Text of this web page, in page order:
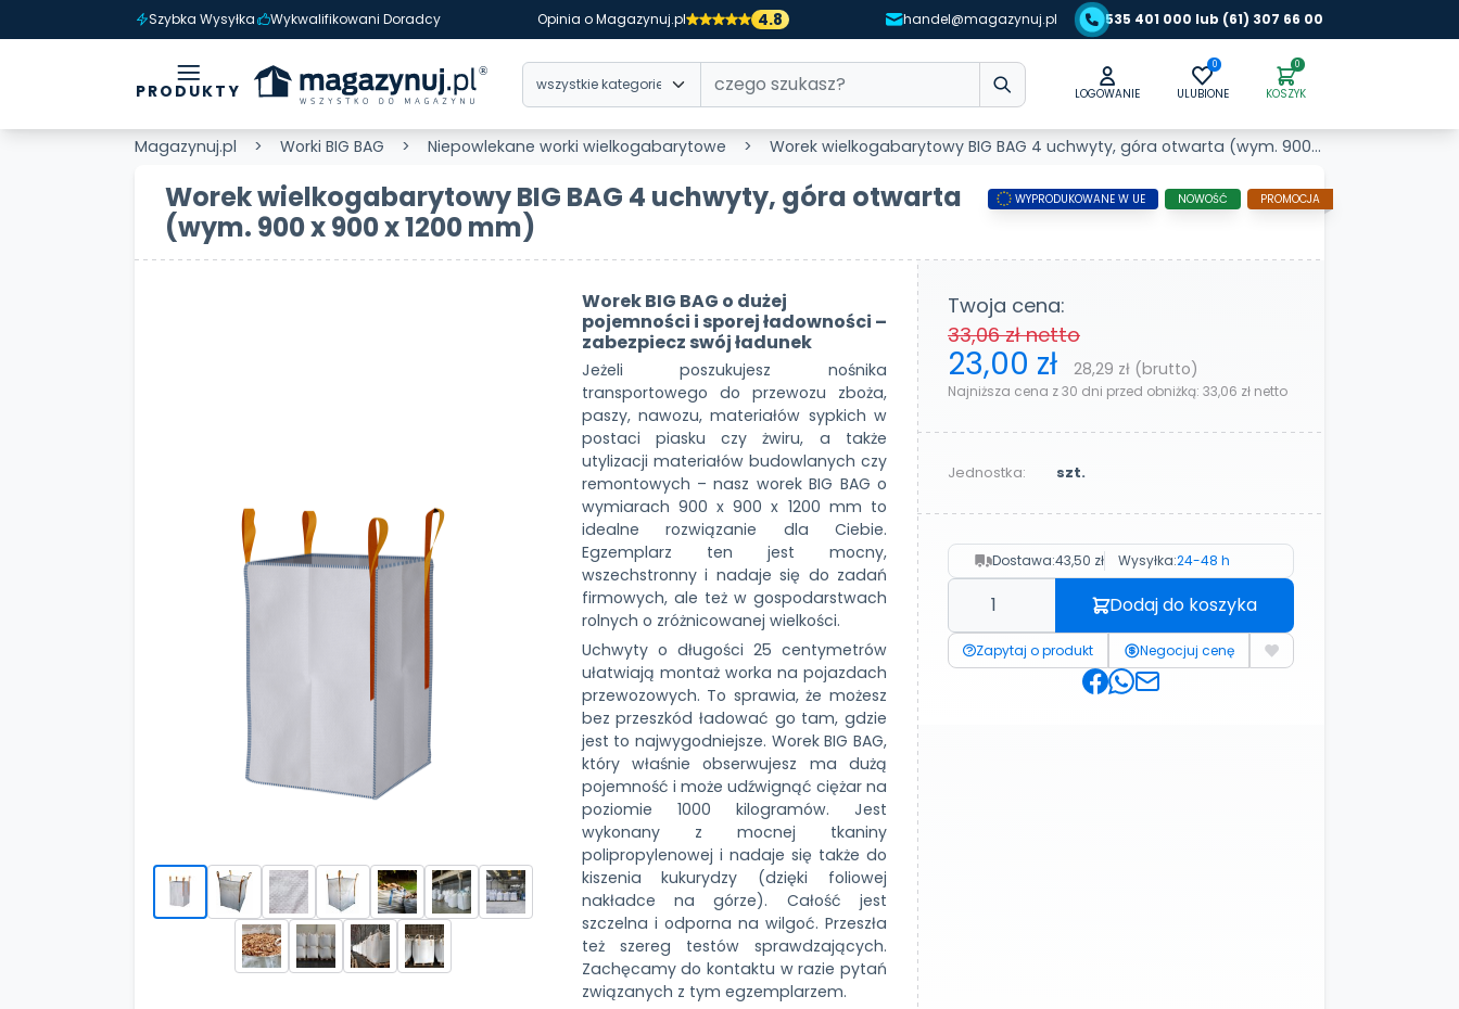
Szybka Wysyłka Wykwalifikowani Doradcy Opinia o Magazynuj.pl 4.8 handel@magazynuj.pl 535 401 000 lub (61) 307 66 00
PRODUKTY LOGOWANIE
0
ULUBIONE
0
KOSZYK
Magazynuj.pl Worki BIG BAG Niepowlekane worki wielkogabarytowe Worek wielkogabarytowy BIG BAG 4 uchwyty, góra otwarta (wym. 900 x 900 x 1200 mm)
Worek wielkogabarytowy BIG BAG 4 uchwyty, góra otwarta
(wym. 900 x 900 x 1200 mm)
WYPRODUKOWANE W UE NOWOŚĆ PROMOCJA
Worek BIG BAG o dużej
pojemności i sporej ładowności –
zabezpiecz swój ładunek
Jeżeli poszukujesz nośnika
transportowego do przewozu zboża,
paszy, nawozu, materiałów sypkich w
postaci piasku czy żwiru, a także
utylizacji materiałów budowlanych czy
remontowych – nasz worek BIG BAG o
wymiarach 900 x 900 x 1200 mm to
idealne rozwiązanie dla Ciebie.
Egzemplarz ten jest mocny,
wszechstronny i nadaje się do zadań
firmowych, ale też w gospodarstwach
rolnych o zróżnicowanej wielkości.
Uchwyty o długości 25 centymetrów
ułatwiają montaż worka na pojazdach
przewozowych. To sprawia, że możesz
bez przeszkód ładować go tam, gdzie
jest to najwygodniejsze. Worek BIG BAG,
który właśnie obserwujesz ma dużą
pojemność i może udźwignąć ciężar na
poziomie 1000 kilogramów. Jest
wykonany z mocnej tkaniny
polipropylenowej i nadaje się także do
kiszenia kukurydzy (dzięki foliowej
nakładce na górze). Całość jest
szczelna i odporna na wilgoć. Przeszła
też szereg testów sprawdzających.
Zachęcamy do kontaktu w razie pytań
związanych z tym egzemplarzem.
Twoja cena:
33,06 złnetto
23,00 zł 28,29 zł (brutto)
Najniższa cena z 30 dni przed obniżką: 33,06 zł netto
Jednostka: szt.
Dostawa:43,50 zł Wysyłka:24-48 h
Dodaj do koszyka
Zapytaj o produkt Negocjuj cenę